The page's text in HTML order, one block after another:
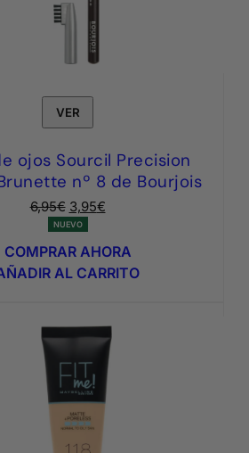
VER
ojos Sourcil Precision
nº 8 de Bourjois
6,95€ El
precio
original
era:
6,95€.
3,95€El
actual
es:
3,95€.
NUEVO
COMPRAR AHORA
AL CARRITO